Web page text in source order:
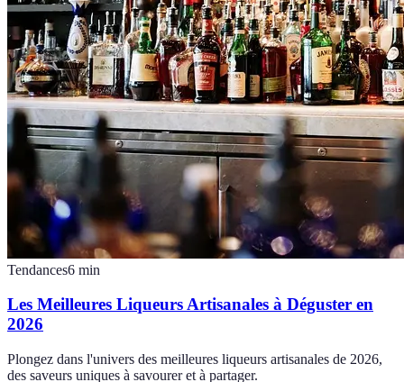
Tendances6 min
Les Meilleures Liqueurs Artisanales à Déguster en
2026
Plongez dans l'univers des meilleures liqueurs artisanales de 2026,
des saveurs uniques à savourer et à partager.